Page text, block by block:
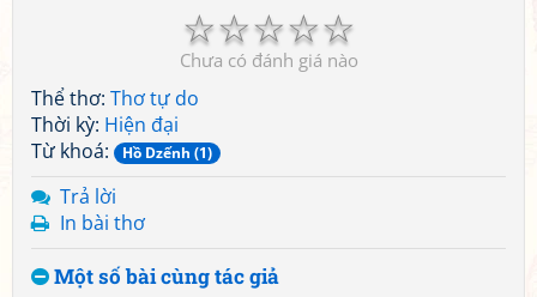
☆
☆
☆
☆
☆
Chưa có đánh giá nào
Thể thơ: Thơ tự do
Thời kỳ: Hiện đại
Từ khoá:
Hồ Dzếnh (1)
Trả lời
In bài thơ
Một số bài cùng tác giả